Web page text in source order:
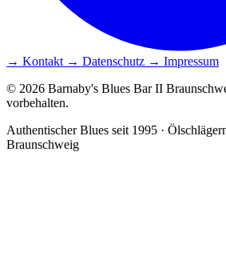
→ Kontakt → Datenschutz → Impressum
© 2026 Barnaby's Blues Bar II
vorbehalten.
Authentischer Blues seit 1995 ·
Braunschweig